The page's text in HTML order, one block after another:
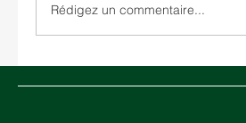
Rédigez un commentaire...